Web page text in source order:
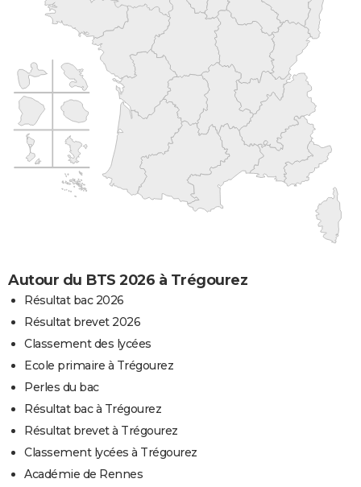
Autour du BTS 2026 à Trégourez
Résultat bac 2026
Résultat brevet 2026
Classement des lycées
Ecole primaire à Trégourez
Perles du bac
Résultat bac à Trégourez
Résultat brevet à Trégourez
Classement lycées à Trégourez
Académie de Rennes